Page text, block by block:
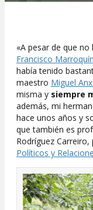
«A pesar de que
Francisco Marroquín
había tenido
maestro Miguel
misma y siempre
además, mi
hace unos años y
que también es
Rodríguez
Políticos y